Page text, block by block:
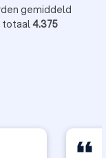
gemiddeld
totaal4.375